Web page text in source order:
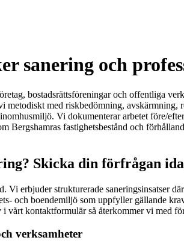
sanering och
bostadsrättsföreningar och offentliga
metodiskt med riskbedömning,
Vi dokumenterar arbetet före/
Bergshamras fastighetsbestånd och
Skicka din förfrågan
Vi erbjuder strukturerade
och boendemiljö som uppfyller gällande
vårt kontaktformulär så återkommer vi med
verksamheter